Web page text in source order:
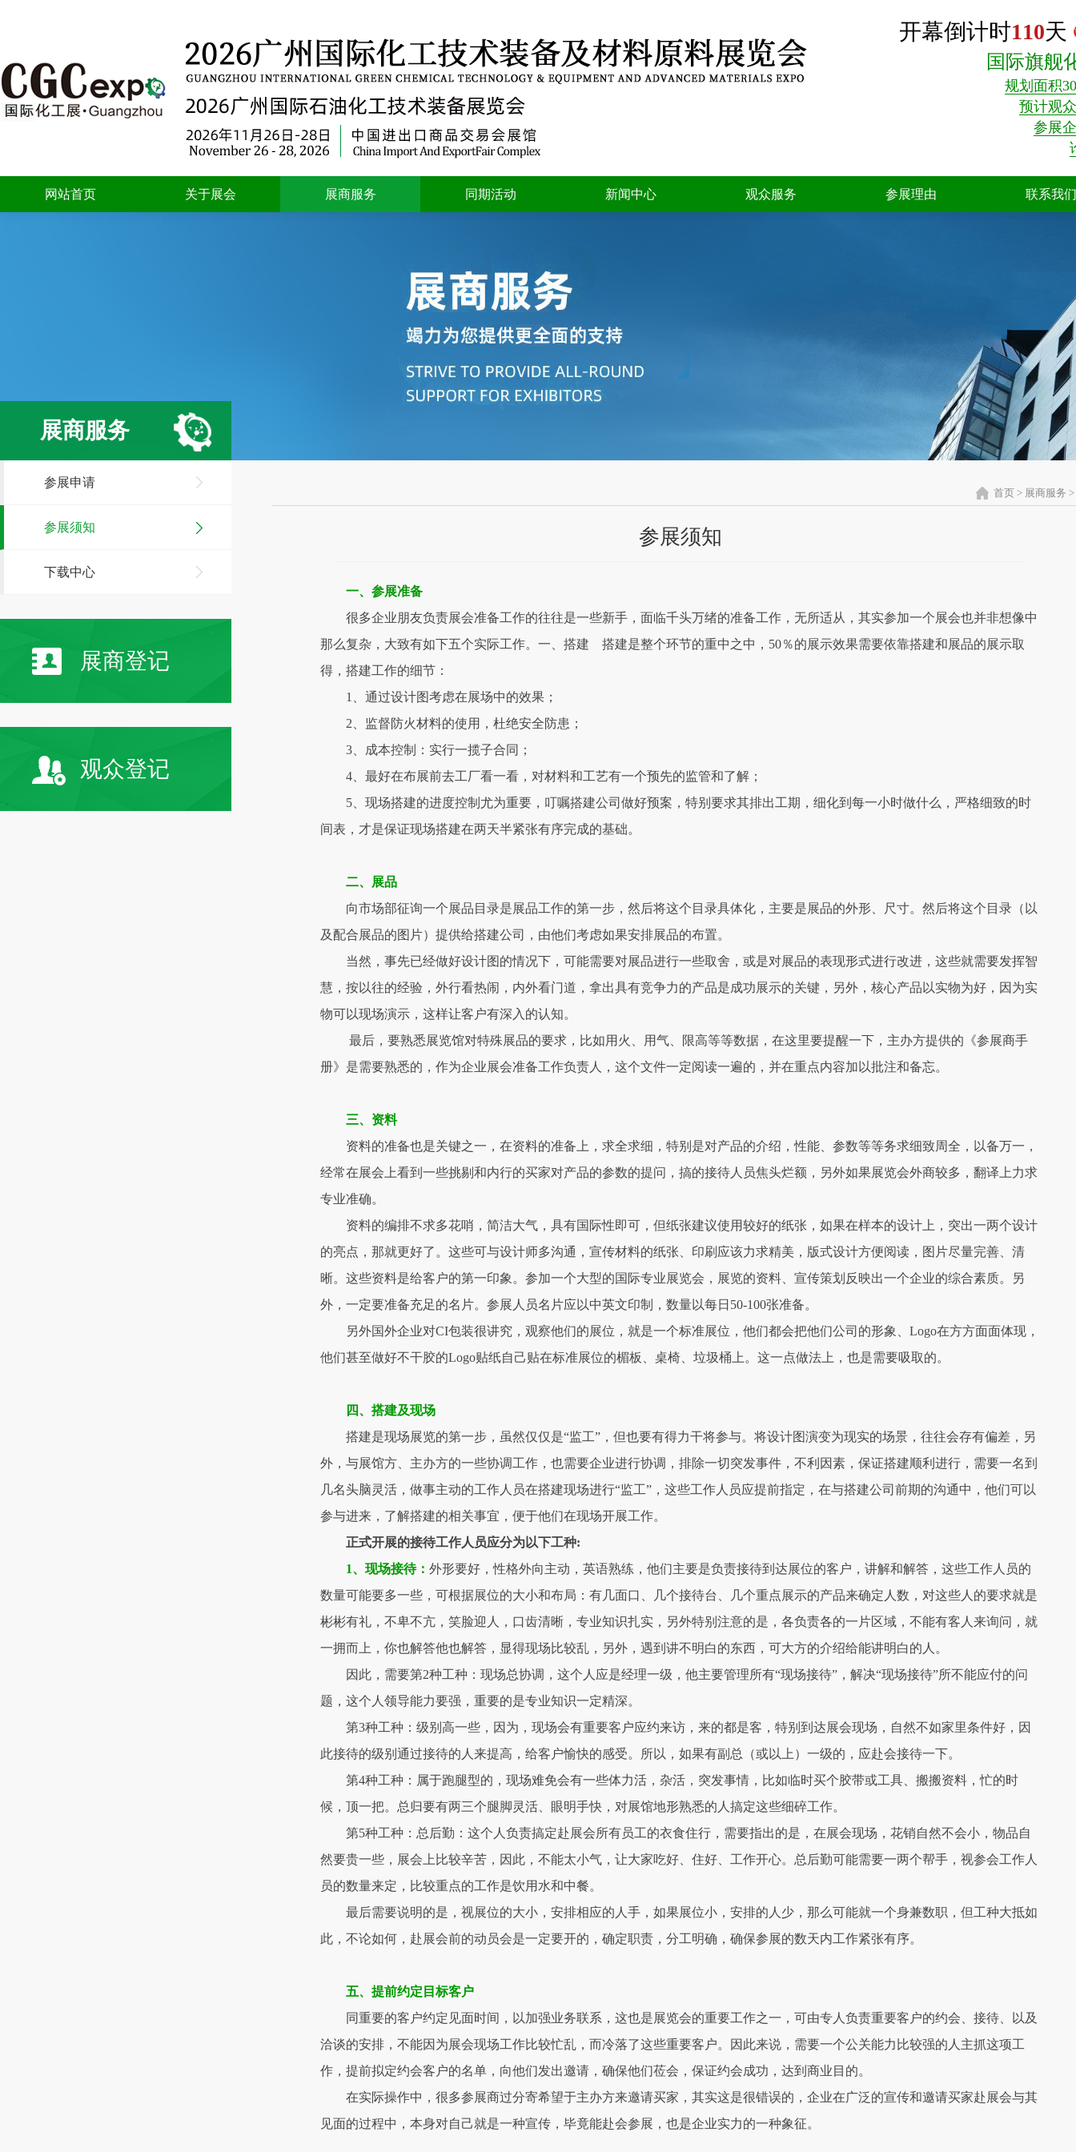
开幕倒计时110天
国际旗舰
规划面积
预计观
参展
网站首页 关于展会 展商服务 同期活动 新闻中心 观众服务 参展理由 联系我们
展商服务
参展申请
参展须知
下载中心
展商登记
观众登记
首页 > 展商服务 >
参展须知
一、 参展准备
很多企业朋友负责展会准备工作的往往是一些新手，面临千头万绪的准备工作，无所适从，其实参加一个展会也并非想像中
那么复杂，大致有如下五个实际工作。一、搭建 搭建是整个环节的重中之中，50％的展示效果需要依靠搭建和展品的展示取
得，搭建工作的细节：
1、通过设计图考虑在展场中的效果；
2、监督防火材料的使用，杜绝安全防患；
3、成本控制：实行一揽子合同；
4、最好在布展前去工厂看一看，对材料和工艺有一个预先的监管和了解；
5、现场搭建的进度控制尤为重要，叮嘱搭建公司做好预案，特别要求其排出工期，细化到每一小时做什么，严格细致的时
间表，才是保证现场搭建在两天半紧张有序完成的基础。
二、展品
向市场部征询一个展品目录是展品工作的第一步，然后将这个目录具体化，主要是展品的外形、尺寸。然后将这个目录（以
及配合展品的图片）提供给搭建公司，由他们考虑如果安排展品的布置。
当然，事先已经做好设计图的情况下，可能需要对展品进行一些取舍，或是对展品的表现形式进行改进，这些就需要发挥智
慧，按以往的经验，外行看热闹，内外看门道，拿出具有竞争力的产品是成功展示的关键，另外，核心产品以实物为好，因为实
物可以现场演示，这样让客户有深入的认知。
最后，要熟悉展览馆对特殊展品的要求，比如用火、用气、限高等等数据，在这里要提醒一下，主办方提供的《参展商手
册》是需要熟悉的，作为企业展会准备工作负责人，这个文件一定阅读一遍的，并在重点内容加以批注和备忘。
三、资料
资料的准备也是关键之一，在资料的准备上，求全求细，特别是对产品的介绍，性能、参数等等务求细致周全，以备万一，
经常在展会上看到一些挑剔和内行的买家对产品的参数的提问，搞的接待人员焦头烂额，另外如果展览会外商较多，翻译上力求
专业准确。
资料的编排不求多花哨，简洁大气，具有国际性即可，但纸张建议使用较好的纸张，如果在样本的设计上，突出一两个设计
的亮点，那就更好了。这些可与设计师多沟通，宣传材料的纸张、印刷应该力求精美，版式设计方便阅读，图片尽量完善、清
晰。这些资料是给客户的第一印象。参加一个大型的国际专业展览会，展览的资料、宣传策划反映出一个企业的综合素质。另
外，一定要准备充足的名片。参展人员名片应以中英文印制，数量以每日50-100张准备。
另外国外企业对CI包装很讲究，观察他们的展位，就是一个标准展位，他们都会把他们公司的形象、Logo在方方面面体现，
他们甚至做好不干胶的Logo贴纸自己贴在标准展位的楣板、桌椅、垃圾桶上。这一点做法上，也是需要吸取的。
四、搭建及现场
搭建是现场展览的第一步，虽然仅仅是“监工”，但也要有得力干将参与。将设计图演变为现实的场景，往往会存有偏差，另
外，与展馆方、主办方的一些协调工作，也需要企业进行协调，排除一切突发事件，不利因素，保证搭建顺利进行，需要一名到
几名头脑灵活，做事主动的工作人员在搭建现场进行“监工”，这些工作人员应提前指定，在与搭建公司前期的沟通中，他们可以
参与进来，了解搭建的相关事宜，便于他们在现场开展工作。
正式开展的接待工作人员应分为以下工种:
1、现场接待： 外形要好，性格外向主动，英语熟练，他们主要是负责接待到达展位的客户，讲解和解答，这些工作人员的
数量可能要多一些，可根据展位的大小和布局：有几面口、几个接待台、几个重点展示的产品来确定人数，对这些人的要求就是
彬彬有礼，不卑不亢，笑脸迎人，口齿清晰，专业知识扎实，另外特别注意的是，各负责各的一片区域，不能有客人来询问，就
一拥而上，你也解答他也解答，显得现场比较乱，另外，遇到讲不明白的东西，可大方的介绍给能讲明白的人。
因此，需要第2种工种：现场总协调，这个人应是经理一级，他主要管理所有“现场接待”，解决“现场接待”所不能应付的问
题，这个人领导能力要强，重要的是专业知识一定精深。
第3种工种：级别高一些，因为，现场会有重要客户应约来访，来的都是客，特别到达展会现场，自然不如家里条件好，因
此接待的级别通过接待的人来提高，给客户愉快的感受。所以，如果有副总（或以上）一级的，应赴会接待一下。
第4种工种：属于跑腿型的，现场难免会有一些体力活，杂活，突发事情，比如临时买个胶带或工具、搬搬资料，忙的时
候，顶一把。总归要有两三个腿脚灵活、眼明手快，对展馆地形熟悉的人搞定这些细碎工作。
第5种工种：总后勤：这个人负责搞定赴展会所有员工的衣食住行，需要指出的是，在展会现场，花销自然不会小，物品自
然要贵一些，展会上比较辛苦，因此，不能太小气，让大家吃好、住好、工作开心。总后勤可能需要一两个帮手，视参会工作人
员的数量来定，比较重点的工作是饮用水和中餐。
最后需要说明的是，视展位的大小，安排相应的人手，如果展位小，安排的人少，那么可能就一个身兼数职，但工种大抵如
此，不论如何，赴展会前的动员会是一定要开的，确定职责，分工明确，确保参展的数天内工作紧张有序。
五、提前约定目标客户
同重要的客户约定见面时间，以加强业务联系，这也是展览会的重要工作之一，可由专人负责重要客户的约会、接待、以及
洽谈的安排，不能因为展会现场工作比较忙乱，而冷落了这些重要客户。因此来说，需要一个公关能力比较强的人主抓这项工
作，提前拟定约会客户的名单，向他们发出邀请，确保他们莅会，保证约会成功，达到商业目的。
在实际操作中，很多参展商过分寄希望于主办方来邀请买家，其实这是很错误的，企业在广泛的宣传和邀请买家赴展会与其
见面的过程中，本身对自己就是一种宣传，毕竟能赴会参展，也是企业实力的一种象征。